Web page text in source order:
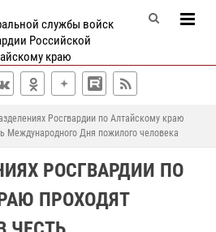
службы войск
Российской
краю
Росгвардии по Алтайскому краю
Международного Дня пожилого человека
РОСГВАРДИИ ПО
ПРОХОДЯТ